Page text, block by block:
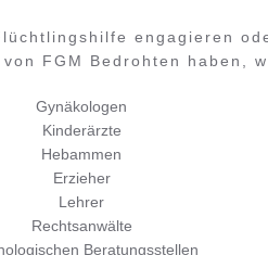
engagieren
FGM Bedrohten haben,
Gynäkologen
Kinderärzte
Hebammen
Erzieher
Lehrer
Rechtsanwälte
Beratungsstellen